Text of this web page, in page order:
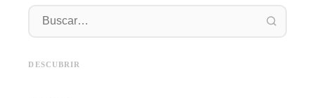
DESCUBRIR
carrera